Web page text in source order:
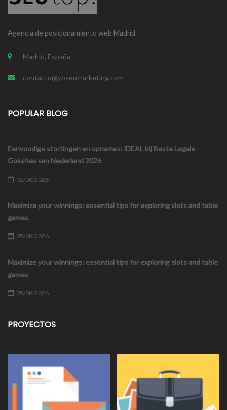
Agencia de posicionamiento web Madrid
Madrid, España
contacto@yoseomarketing.com
POPULAR BLOG
Eenvoudige stortingen en opnames: iDEAL bij Beste Legale
Goksites van Nederland 2026
05/08/2026
Maximize your winnings: essential tips for exploring slots and table
games
05/08/2026
Maximize your winnings: essential tips for exploring slots and table
games
05/08/2026
PROYECTOS